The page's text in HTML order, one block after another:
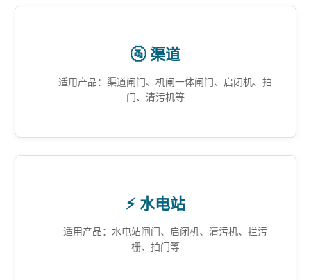
🚰 渠道
适用产品：渠道闸门、机闸一体闸门、启闭机、拍
门、清污机等
⚡ 水电站
适用产品：水电站闸门、启闭机、清污机、拦污
栅、拍门等